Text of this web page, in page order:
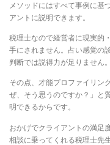
メソッドにはすべて事例に基
アントに説明できます。
税理士なので経営者に現実的
手にされません。占い感覚の
判断では説得力が足りません。
その点、才能プロファイリン
ぜ、そう思うのですか？」と
明できるからです。
おかげでクライアントの満足
相談に乗ってくれる税理士先